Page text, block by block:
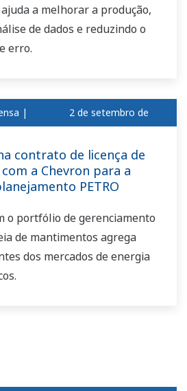
a melhorar a produção,
de dados e reduzindo o
erro.
| 2 de setembro de
contrato de licença de
a Chevron para a
PETRO
o portfólio de gerenciamento
de mantimentos agrega
dos mercados de energia